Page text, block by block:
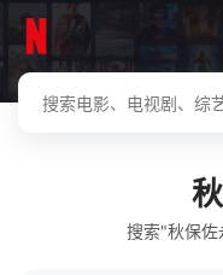
搜索"秋保佐